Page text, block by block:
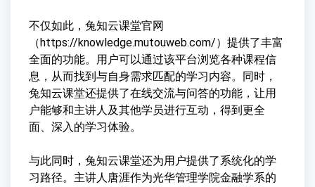
不仅如此，兔知云课堂官网
（https://knowledge.mutouweb.com/）提供了丰富
全面的功能。用户可以通过该平台浏览各种课程信
息，从而找到与自身需求匹配的学习内容。同时，
兔知云课堂还提供了在线交流与问答的功能，让用
户能够和主讲人及其他学员进行互动，得到更全
面、深入的学习体验。
与此同时，兔知云课堂还为用户提供了系统化的学
习路径。主讲人唐涯作为光华管理学院金融学系的